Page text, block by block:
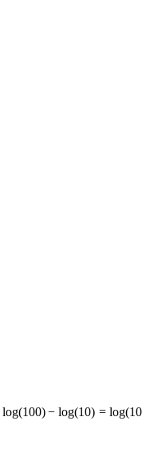
log(100) − log(10) = log(10